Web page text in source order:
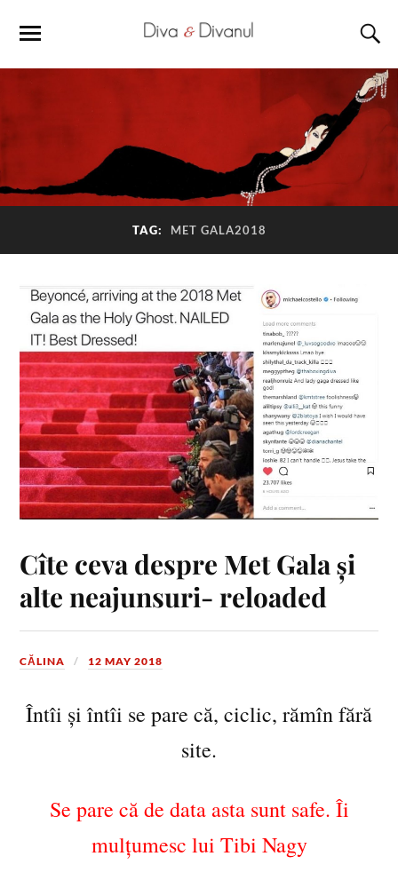
TAG: MET GALA2018
Cîte ceva despre Met Gala și
alte neajunsuri- reloaded
CĂLINA 12 MAY 2018
Întîi și întîi se pare că, ciclic, rămîn fără
site.
Se pare că de data asta sunt safe. Îi
mulțumesc lui Tibi Nagy